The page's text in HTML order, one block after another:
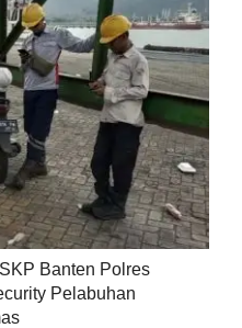
Banten Polres
Pelabuhan